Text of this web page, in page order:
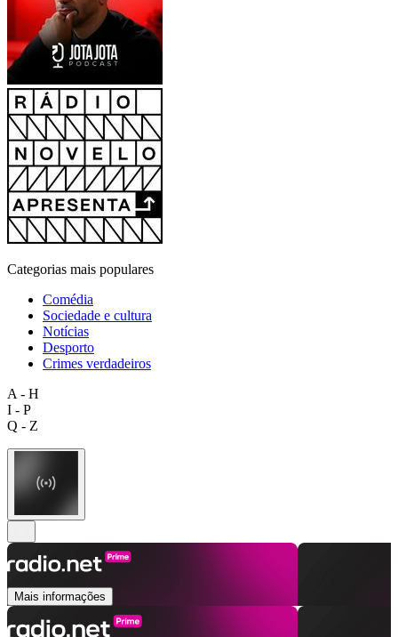
Categorias mais populares
Comédia
Sociedade e cultura
Notícias
Desporto
Crimes verdadeiros
A - H
I - P
Q - Z
Mais informações